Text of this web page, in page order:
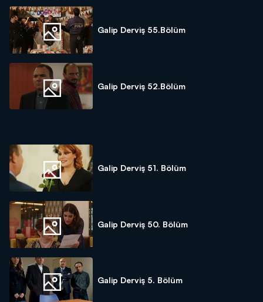
Galip Derviş 55.Bölüm
Galip Derviş 52.Bölüm
Galip Derviş 51. Bölüm
Galip Derviş 50. Bölüm
Galip Derviş 5. Bölüm